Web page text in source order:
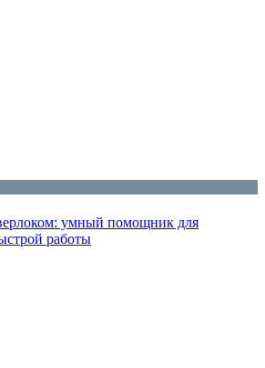
умный помощник для
работы